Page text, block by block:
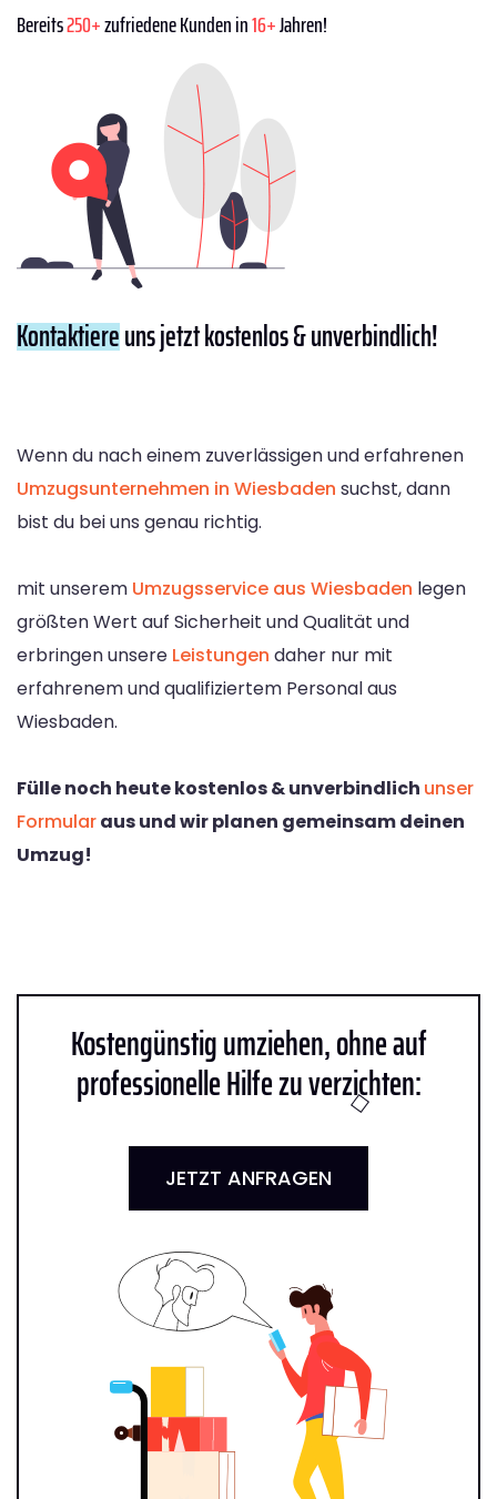
Bereits250+zufriedene Kunden in16+Jahren!
Kontaktiereuns jetzt kostenlos & unverbindlich!
Wenn du nach einem zuverlässigen und erfahrenen
Umzugsunternehmen in Wiesbaden suchst, dann
bist du bei uns genau richtig.
mit unserem Umzugsservice aus Wiesbaden legen
größten Wert auf Sicherheit und Qualität und
erbringen unsere Leistungen daher nur mit
erfahrenem und qualifiziertem Personal aus
Wiesbaden.
Fülle noch heute kostenlos & unverbindlich unser
Formularaus und wir planen gemeinsam deinen
Umzug!
Kostengünstig umziehen, ohne auf
professionelle Hilfe zu verzichten:
JETZT ANFRAGEN